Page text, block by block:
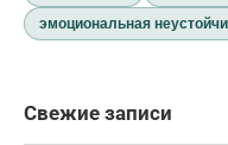
эмоциональная
Свежие записи